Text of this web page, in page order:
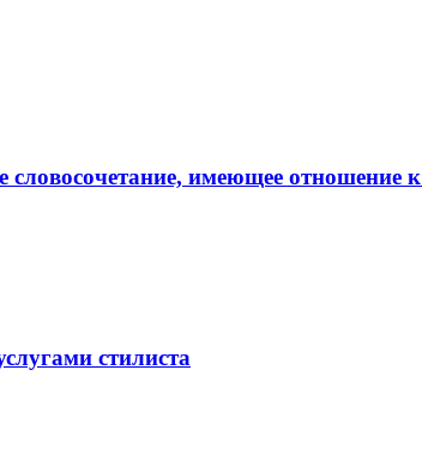
словосочетание, имеющее отношение к
стилиста